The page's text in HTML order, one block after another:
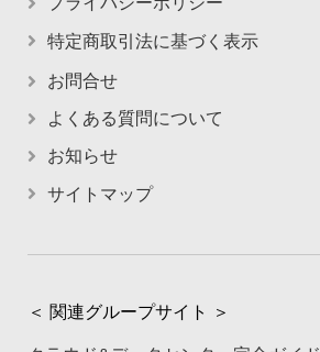
特定商取引法に基づく表示
お問合せ
よくある質問について
お知らせ
サイトマップ
＜ 関連グループサイト ＞